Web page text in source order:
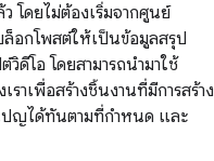
โดยไม่ต้องเริ่มจากศูนย์
อกโพสต์ให้เป็นข้อมูลสรุป
ดีโอ โดยสามารถนำมาใช้
ราเพื่อสร้างชิ้นงานที่มีการสร้าง
ญได้ทันตามที่กำหนด และ